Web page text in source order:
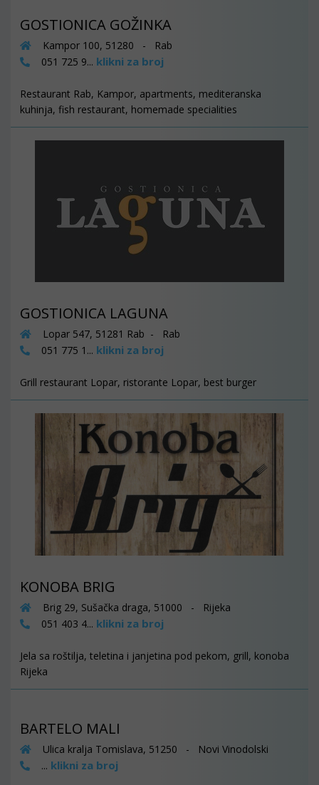
GOSTIONICA GOŽINKA
Kampor 100, 51280 - Rab
051 725 9... klikni za broj
Restaurant Rab, Kampor, apartments, mediteranska
kuhinja, fish restaurant, homemade specialities
GOSTIONICA LAGUNA
Lopar 547, 51281 Rab - Rab
051 775 1... klikni za broj
Grill restaurant Lopar, ristorante Lopar, best burger
KONOBA BRIG
Brig 29, Sušačka draga, 51000 - Rijeka
051 403 4... klikni za broj
Jela sa roštilja, teletina i janjetina pod pekom, grill, konoba
Rijeka
BARTELO MALI
Ulica kralja Tomislava, 51250 - Novi Vinodolski
... klikni za broj